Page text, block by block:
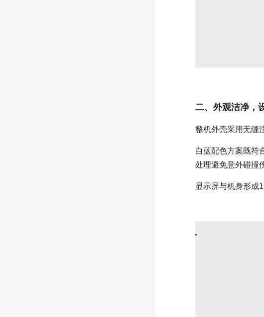
二、外观洁净，
整机外壳采用无缝
白蓝配色方案既符
处理避免意外碰撞
显示屏与机身形成